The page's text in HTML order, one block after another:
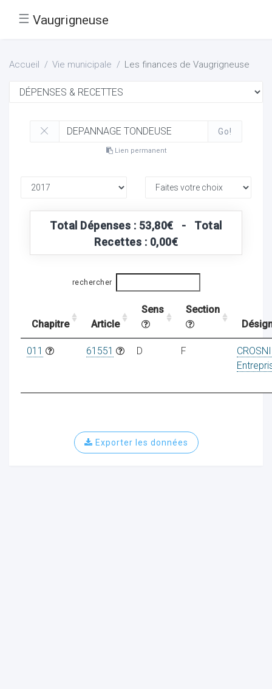
☰ Vaugrigneuse
Accueil Vie municipale Les finances de Vaugrigneuse
Go!
Lien permanent
Total Dépenses : 53,80€ - Total
Recettes : 0,00€
rechercher
Chapitre Article
Sens
Section
011 61551 D F
Exporter les données